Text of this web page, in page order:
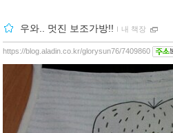
우와.. 멋진 보조가방!! ｌ 내 책장
https://blog.aladin.co.kr/glorysun76/7409860